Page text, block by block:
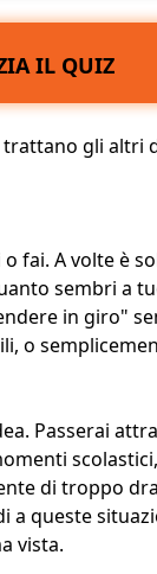
IL QUIZ
trattano gli altri
fai. A volte è
sembri a
in giro"
, o
Passerai
scolastici,
di troppo
a queste
vista.